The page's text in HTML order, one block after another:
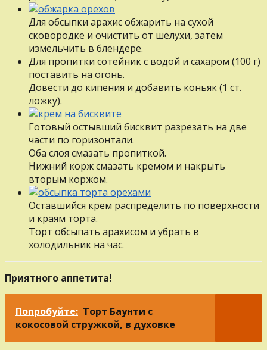
Для обсыпки арахис обжарить на сухой
сковородке и очистить от шелухи, затем
измельчить в блендере.
Для пропитки сотейник с водой и сахаром (100 г)
поставить на огонь.
Довести до кипения и добавить коньяк (1 ст.
ложку).
Готовый остывший бисквит разрезать на две
части по горизонтали.
Оба слоя смазать пропиткой.
Нижний корж смазать кремом и накрыть
вторым коржом.
Оставшийся крем распределить по поверхности
и краям торта.
Торт обсыпать арахисом и убрать в
холодильник на час.
Приятного аппетита!
Попробуйте: Торт Баунти с
кокосовой стружкой, в духовке